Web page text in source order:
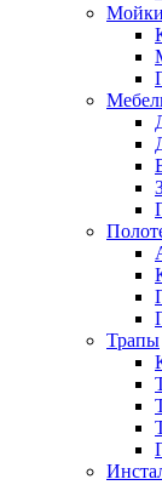
Мойки
Трапы